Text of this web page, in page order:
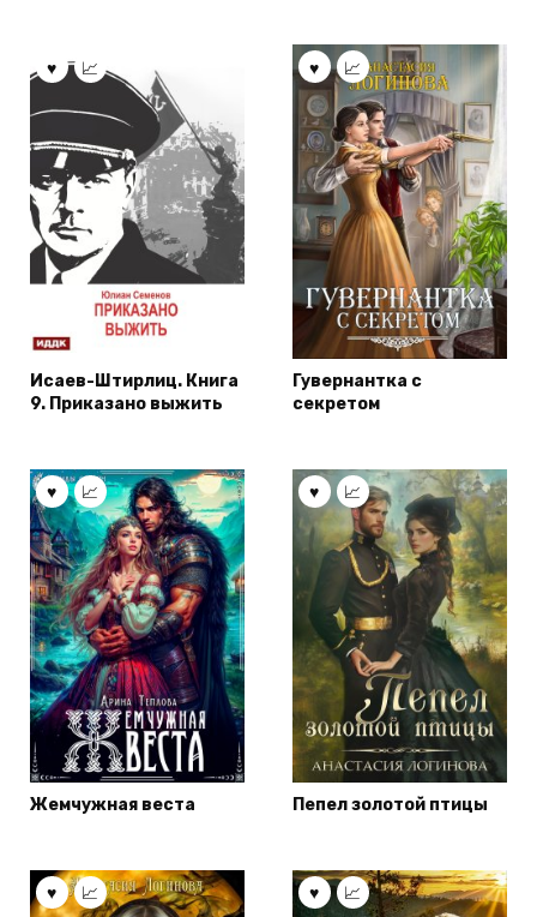
Исаев-Штирлиц. Книга
9. Приказано выжить
Гувернантка с
секретом
Жемчужная веста Пепел золотой птицы